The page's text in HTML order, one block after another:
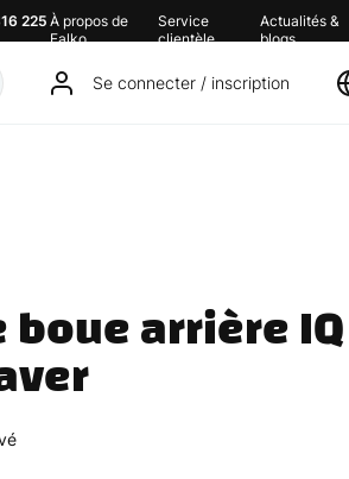
225À propos de
Falko
Service
clientèle
Actualités &
blogs
Se connecter / inscription
boue arrière IQ